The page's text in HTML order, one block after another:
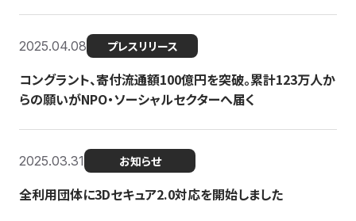
2025.04.08 プレスリリース
コングラント、寄付流通額100億円を突破。累計123万人か
らの願いがNPO・ソーシャルセクターへ届く
2025.03.31 お知らせ
全利用団体に3Dセキュア2.0対応を開始しました